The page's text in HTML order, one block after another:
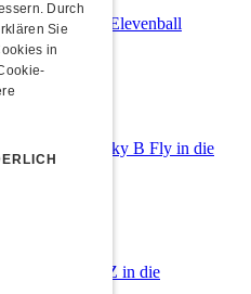
findet das 25. Elevenball
kommt Nicky B Fly in die
kommt GZUZ in die
Durch
Sie
in